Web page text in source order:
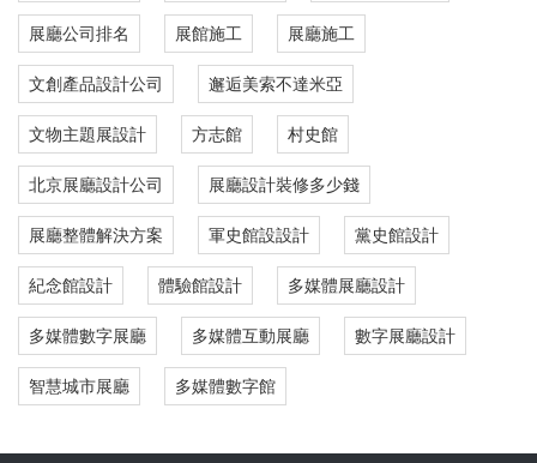
展廳公司排名 展館施工 展廳施工
文創產品設計公司 邂逅美索不達米亞
文物主題展設計 方志館 村史館
北京展廳設計公司 展廳設計裝修多少錢
展廳整體解決方案 軍史館設設計 黨史館設計
紀念館設計 體驗館設計 多媒體展廳設計
多媒體數字展廳 多媒體互動展廳 數字展廳設計
智慧城市展廳 多媒體數字館